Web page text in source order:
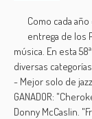
Como cada
entrega de los
música. En esta
diversas
- Mejor solo de
GANADOR:
Donny McCaslin.